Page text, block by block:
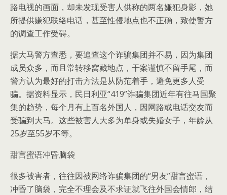
路电视的画面，却未发现受害人供称的两名嫌犯身影，她
所提供嫌犯联络电话，甚至性侵地点也不正确，致使警方
的调查工作受碍。
据大马警方查悉，要追查这个诈骗集团并不易，因为集团
成员众多，而且常转移窝藏地点，干案谨慎不留手尾，而
警方认为最好的打击方法是从防范着手，避免更多人受
骗。据资料显示，民日利亚“419”诈骗集团近年有往马国聚
集的趋势，每个月有上百名外国人，因网路或电话交友而
受骗到大马。这些被害人大多为单身或失婚女子，年龄从
25岁至55岁不等。
甜言蜜语冲昏脑袋
很多被害者，往往因被网络诈骗集团的“男友”甜言蜜语，
冲昏了脑袋，完全不理会及不求证就飞往外国会情郎，结